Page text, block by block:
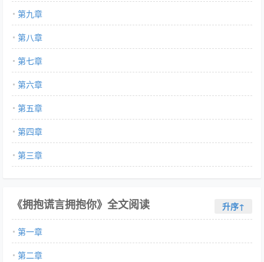
第九章
第八章
第七章
第六章
第五章
第四章
第三章
《拥抱谎言拥抱你》全文阅读 升序↑
第一章
第二章